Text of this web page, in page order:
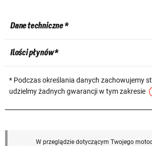
Dane techniczne *
Ilości płynów *
* Podczas określania danych zachowujemy
udzielmy żadnych gwarancji w tym zakresie
W przeglądzie dotyczącym Twojego